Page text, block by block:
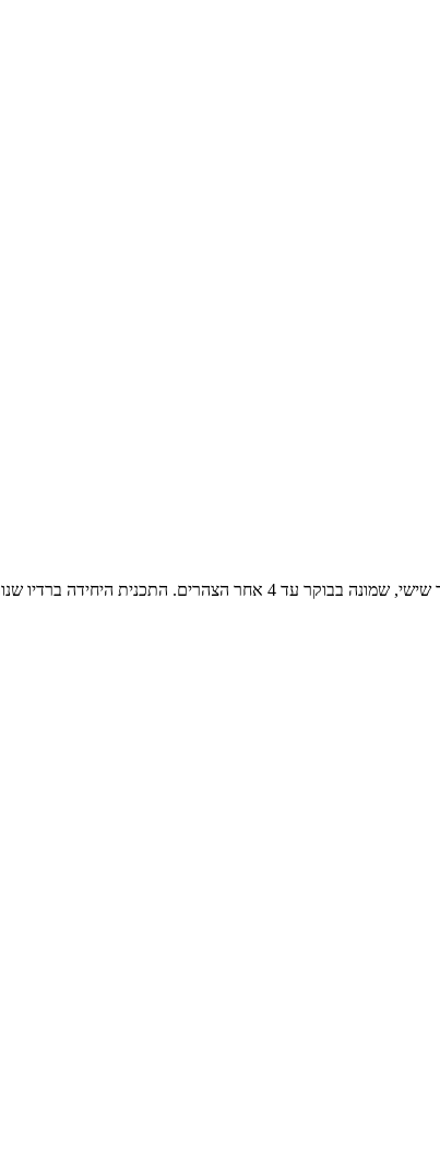
שירים משלושה עשורים, משנות השבעים, השמונים והתשעים שני עד